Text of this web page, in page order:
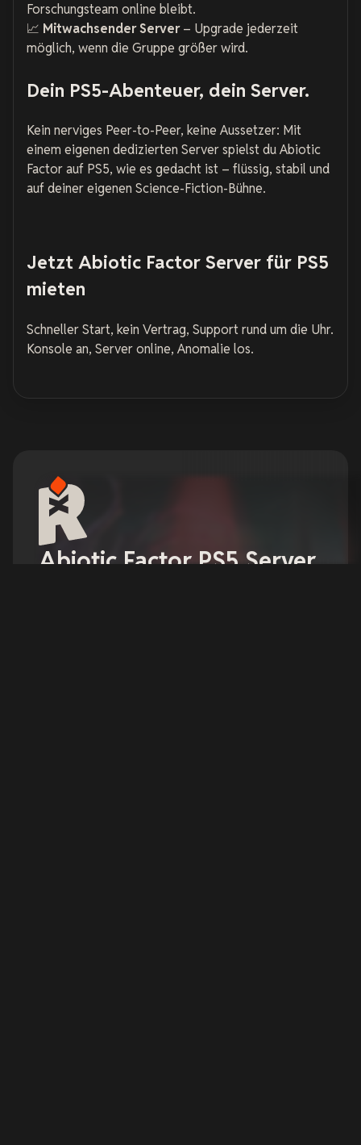
Forschungsteam online bleibt.
📈 Mitwachsender Server– Upgrade jederzeit
möglich, wenn die Gruppe größer wird.
Dein PS5-Abenteuer, dein Server.
Kein nerviges Peer-to-Peer, keine Aussetzer: Mit
einem eigenen dedizierten Server spielst du Abiotic
Factor auf PS5, wie es gedacht ist – flüssig, stabil und
auf deiner eigenen Science-Fiction-Bühne.
Jetzt Abiotic Factor Server für PS5
mieten
Schneller Start, kein Vertrag, Support rund um die Uhr.
Konsole an, Server online, Anomalie los.
Abiotic Factor PS5 Server